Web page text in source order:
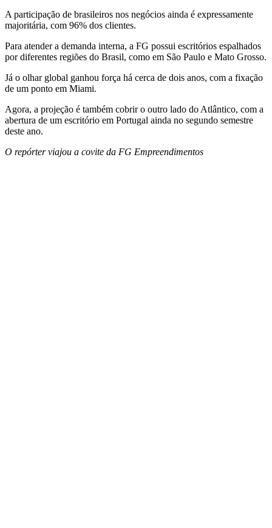
A participação de brasileiros nos negócios ainda é expressamente
majoritária, com 96% dos clientes.
Para atender a demanda interna, a FG possui escritórios espalhados
por diferentes regiões do Brasil, como em São Paulo e Mato Grosso.
Já o olhar global ganhou força há cerca de dois anos, com a fixação
de um ponto em Miami.
Agora, a projeção é também cobrir o outro lado do Atlântico, com a
abertura de um escritório em Portugal ainda no segundo semestre
deste ano.
O repórter viajou a covite da FG Empreendimentos